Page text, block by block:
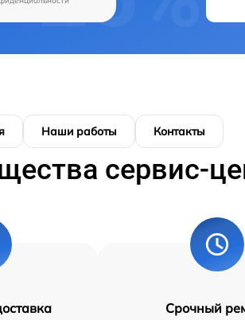
Наши работы Контакты
сервис-
Срочный